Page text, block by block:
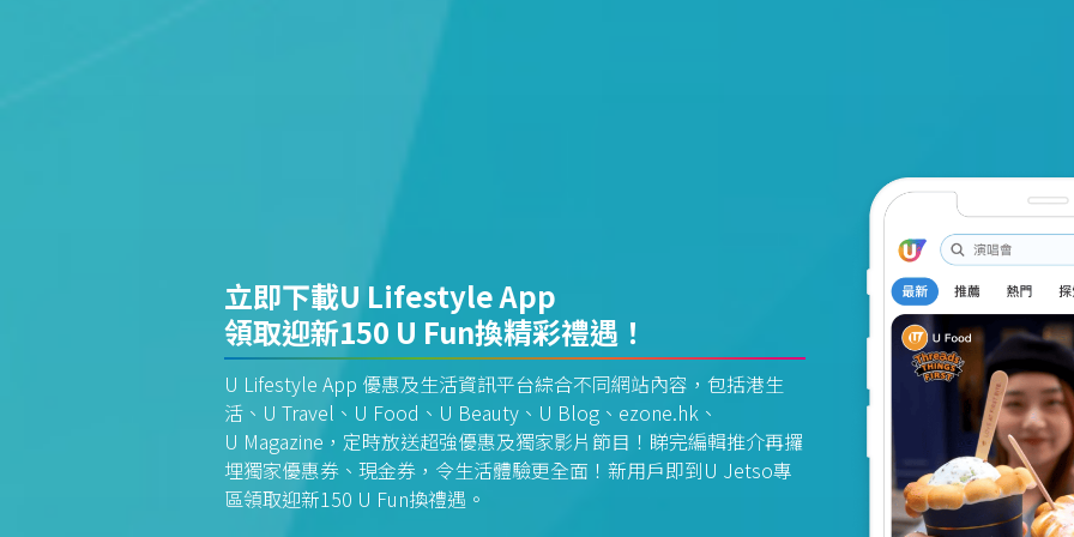
立即下載U Lifestyle App
領取迎新150 U Fun換精彩禮遇！
U Lifestyle App 優惠及生活資訊平台綜合不同網站內容，包括港生
活、U Travel、U Food、U Beauty、U Blog、ezone.hk、
U Magazine，定時放送超強優惠及獨家影片節目！睇完編輯推介再攞
埋獨家優惠券、現金券，令生活體驗更全面！新用戶即到U Jetso專
區領取迎新150 U Fun換禮遇。